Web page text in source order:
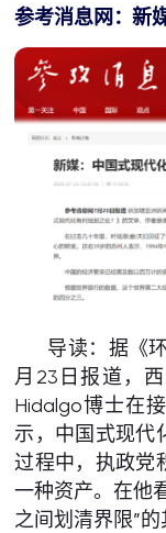
参考消息网：新
导读：据《
月23日报道，
Hidalgo博士在
示，中国式现代
过程中，执政党
一种资产。在他
之间划清界限”的